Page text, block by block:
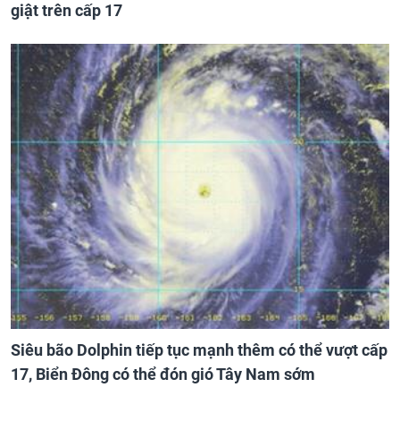
giật trên cấp 17
Siêu bão Dolphin tiếp tục mạnh thêm có thể vượt cấp
17, Biển Đông có thể đón gió Tây Nam sớm